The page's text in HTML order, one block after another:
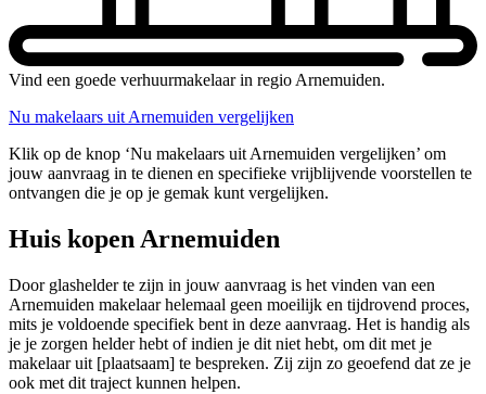
Vind een goede verhuurmakelaar in regio Arnemuiden.
Nu makelaars uit Arnemuiden vergelijken
Klik op de knop ‘Nu makelaars uit Arnemuiden vergelijken’ om
jouw aanvraag in te dienen en specifieke vrijblijvende voorstellen te
ontvangen die je op je gemak kunt vergelijken.
Huis kopen Arnemuiden
Door glashelder te zijn in jouw aanvraag is het vinden van een
Arnemuiden makelaar helemaal geen moeilijk en tijdrovend proces,
mits je voldoende specifiek bent in deze aanvraag. Het is handig als
je je zorgen helder hebt of indien je dit niet hebt, om dit met je
makelaar uit [plaatsaam] te bespreken. Zij zijn zo geoefend dat ze je
ook met dit traject kunnen helpen.